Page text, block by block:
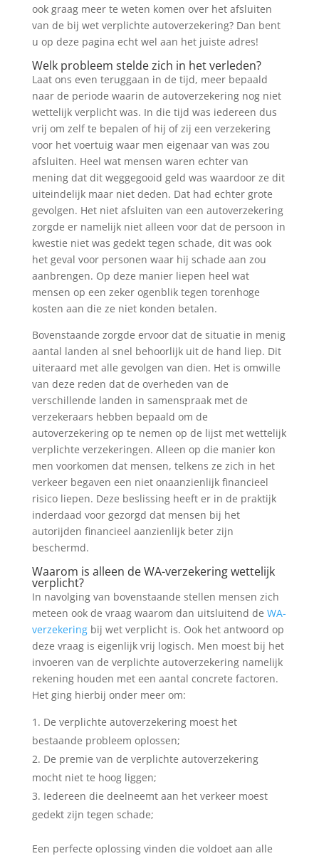
ook graag meer te weten komen over het afsluiten
van de bij wet verplichte autoverzekering? Dan bent
u op deze pagina echt wel aan het juiste adres!
Welk probleem stelde zich in het verleden?
Laat ons even teruggaan in de tijd, meer bepaald
naar de periode waarin de autoverzekering nog niet
wettelijk verplicht was. In die tijd was iedereen dus
vrij om zelf te bepalen of hij of zij een verzekering
voor het voertuig waar men eigenaar van was zou
afsluiten. Heel wat mensen waren echter van
mening dat dit weggegooid geld was waardoor ze dit
uiteindelijk maar niet deden. Dat had echter grote
gevolgen. Het niet afsluiten van een autoverzekering
zorgde er namelijk niet alleen voor dat de persoon in
kwestie niet was gedekt tegen schade, dit was ook
het geval voor personen waar hij schade aan zou
aanbrengen. Op deze manier liepen heel wat
mensen op een zeker ogenblik tegen torenhoge
kosten aan die ze niet konden betalen.
Bovenstaande zorgde ervoor dat de situatie in menig
aantal landen al snel behoorlijk uit de hand liep. Dit
uiteraard met alle gevolgen van dien. Het is omwille
van deze reden dat de overheden van de
verschillende landen in samenspraak met de
verzekeraars hebben bepaald om de
autoverzekering op te nemen op de lijst met wettelijk
verplichte verzekeringen. Alleen op die manier kon
men voorkomen dat mensen, telkens ze zich in het
verkeer begaven een niet onaanzienlijk financieel
risico liepen. Deze beslissing heeft er in de praktijk
inderdaad voor gezorgd dat mensen bij het
autorijden financieel aanzienlijk beter zijn
beschermd.
Waarom is alleen de WA-verzekering wettelijk
verplicht?
In navolging van bovenstaande stellen mensen zich
meteen ook de vraag waarom dan uitsluitend de WA-
verzekeringbij wet verplicht is. Ook het antwoord op
deze vraag is eigenlijk vrij logisch. Men moest bij het
invoeren van de verplichte autoverzekering namelijk
rekening houden met een aantal concrete factoren.
Het ging hierbij onder meer om:
De verplichte autoverzekering moest het
bestaande probleem oplossen;
De premie van de verplichte autoverzekering
mocht niet te hoog liggen;
Iedereen die deelneemt aan het verkeer moest
gedekt zijn tegen schade;
Een perfecte oplossing vinden die voldoet aan alle